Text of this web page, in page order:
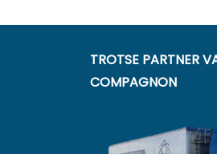
TROTSE PARTNER
COMPAGNON